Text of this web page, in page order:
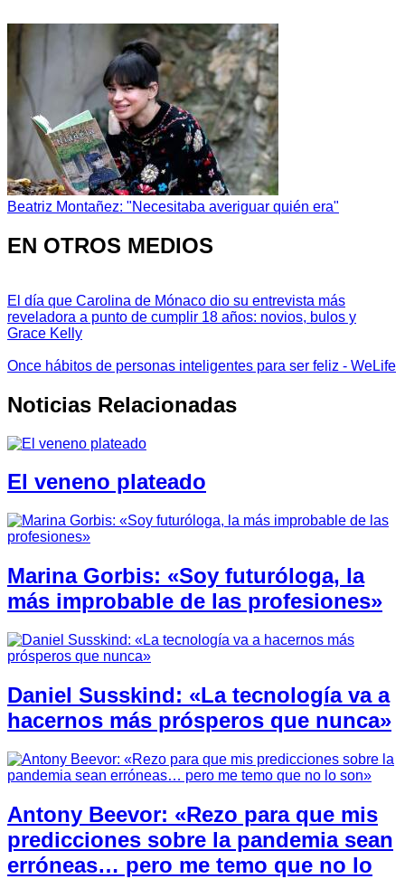
Beatriz Montañez: "Necesitaba averiguar quién era"
EN OTROS MEDIOS
El día que Carolina de Mónaco dio su entrevista más
reveladora a punto de cumplir 18 años: novios, bulos y
Grace Kelly
Once hábitos de personas inteligentes para ser feliz - WeLife
Noticias Relacionadas
El veneno plateado
Marina Gorbis: «Soy futuróloga, la
más improbable de las profesiones»
Daniel Susskind: «La tecnología va a
hacernos más prósperos que nunca»
Antony Beevor: «Rezo para que mis
predicciones sobre la pandemia sean
erróneas… pero me temo que no lo